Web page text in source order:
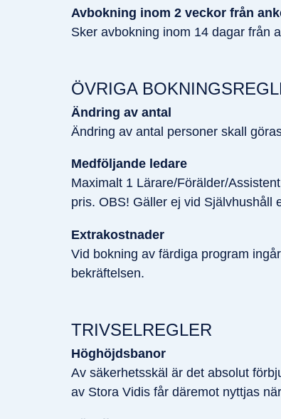
Avbokning inom 2 veckor från
Sker avbokning inom 14 dagar från
ÖVRIGA
Ändring av antal
Ändring av antal personer skall
Medföljande ledare
Maximalt 1 Lärare/Förälder/
pris. OBS! Gäller ej vid Självhushåll
Extrakostnader
Vid bokning av färdiga program
bekräftelsen.
TRIVSELREGLER
Höghöjdsbanor
Av säkerhetsskäl är det absolut
av Stora Vidis får däremot nyttjas